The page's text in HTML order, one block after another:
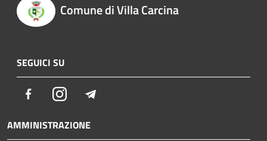
Comune di Villa Carcina
SEGUICI SU
FacebookInstagram
AMMINISTRAZIONE